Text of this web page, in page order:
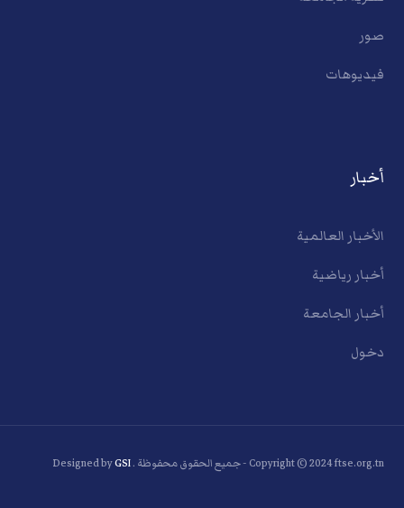
صور
فيديوهات
أخبار
الأخبار العالمية
أخبار رياضية
أخبار الجامعة
دخول
Copyright © 2024 ftse.org.tn - جميع الحقوق محفوظة . Designed by GSI